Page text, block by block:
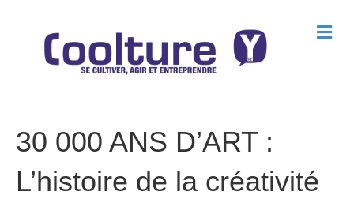
M
e
30 000 ANS D’ART :
L’histoire de la créativité